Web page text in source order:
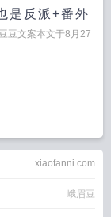
是反派+番外
豆文案本文于8月27
xiaofanni.com
峨眉豆